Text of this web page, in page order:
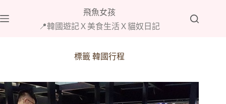
至
飛魚女孩
📍韓國遊記Ｘ美食生活Ｘ貓奴日記
標籤 韓國行程